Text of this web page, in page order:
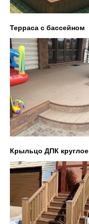
Терраса с бассейном
Крыльцо ДПК круглое